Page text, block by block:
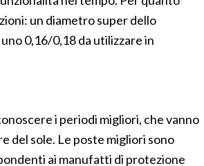
un diametro super dello
0,16/0,18 da utilizzare in
i periodi migliori, che vanno
del sole. Le poste migliori sono
ai manufatti di protezione